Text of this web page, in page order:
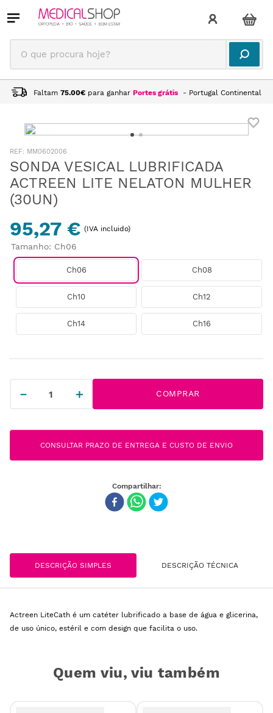
O que procura hoje?
Faltam 75.00€ para ganhar Portes grátis - Portugal Continental
: MM0602006
SONDA VESICAL LUBRIFICADA
ACTREEN LITE NELATON MULHER
(30UN)
95,27 € (IVA incluido)
Tamanho: Ch06
Ch06 Ch08
Ch10 Ch12
Ch14 Ch16
＋
－ COMPRAR
CONSULTAR PRAZO DE ENTREGA E CUSTO DE ENVIO
DESCRIÇÃO SIMPLES DESCRIÇÃO TÉCNICA
Actreen LiteCath é um catéter lubrificado a base de água e glicerina,
de uso único, estéril e com design que facilita o uso.
Quem viu, viu também